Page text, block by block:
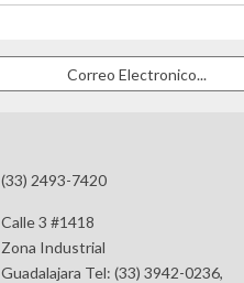
(33) 2493-7420
Calle 3 #1418
Zona Industrial
Guadalajara Tel: (33) 3942-0236,